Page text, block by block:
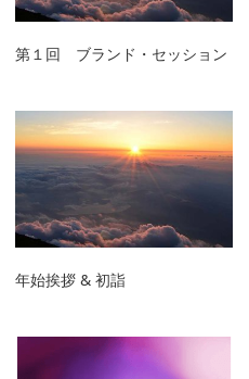
第１回 ブランド・セッション
年始挨拶 & 初詣